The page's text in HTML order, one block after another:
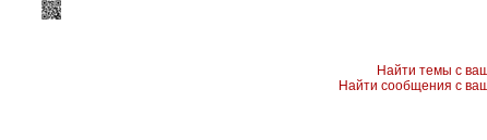
Найти темы с
Найти сообщения с